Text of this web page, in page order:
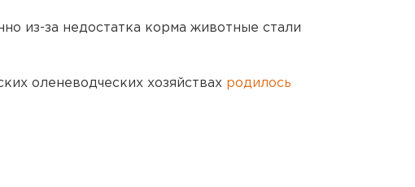
из-за недостатка корма животные стали
оленеводческих хозяйствах родилось